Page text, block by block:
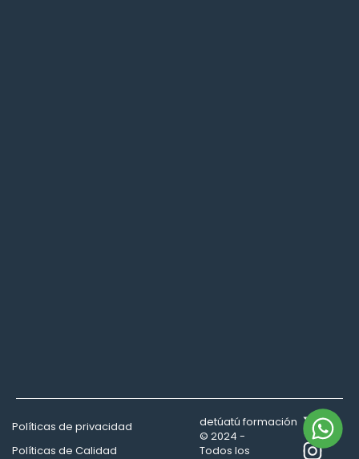
Políticas de privacidad
Políticas de Calidad
detúatú formación
© 2024 -
Todos los